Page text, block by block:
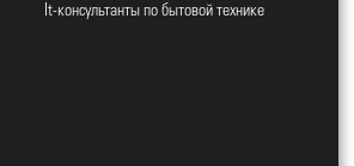
It-консультанты по бытовой технике